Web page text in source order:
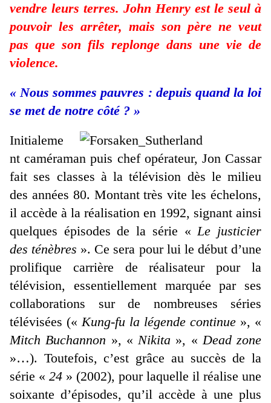
vendre leurs terres. John Henry est le seul à
pouvoir les arrêter, mais son père ne veut
pas que son fils replonge dans une vie de
violence.
« Nous sommes pauvres : depuis quand la loi
se met de notre côté ? »
Initialeme
nt caméraman puis chef opérateur, Jon Cassar
fait ses classes à la télévision dès le milieu
des années 80. Montant très vite les échelons,
il accède à la réalisation en 1992, signant ainsi
quelques épisodes de la série «Le justicier
des ténèbres ». Ce sera pour lui le début d’une
prolifique carrière de réalisateur pour la
télévision, essentiellement marquée par ses
collaborations sur de nombreuses séries
télévisées («Kung-fu la légende continue », «
Mitch Buchannon », « Nikita », «Dead zone
»…). Toutefois, c’est grâce au succès de la
série « 24 » (2002), pour laquelle il réalise une
soixante d’épisodes, qu’il accède à une plus